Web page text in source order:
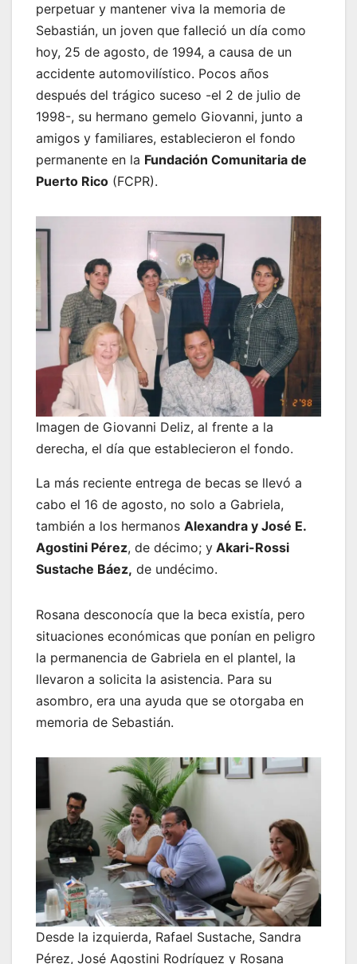
perpetuar y mantener viva la memoria de
Sebastián, un joven que falleció un día como
hoy, 25 de agosto, de 1994, a causa de un
accidente automovilístico. Pocos años
después del trágico suceso -el 2 de julio de
1998-, su hermano gemelo Giovanni, junto a
amigos y familiares, establecieron el fondo
permanente en la Fundación Comunitaria de
Puerto Rico (FCPR).
Imagen de Giovanni Deliz, al frente a la
derecha, el día que establecieron el fondo.
La más reciente entrega de becas se llevó a
cabo el 16 de agosto, no solo a Gabriela,
también a los hermanos Alexandra y José E.
Agostini Pérez, de décimo; y Akari-Rossi
Sustache Báez, de undécimo.
Rosana desconocía que la beca existía, pero
situaciones económicas que ponían en peligro
la permanencia de Gabriela en el plantel, la
llevaron a solicita la asistencia. Para su
asombro, era una ayuda que se otorgaba en
memoria de Sebastián.
Desde la izquierda, Rafael Sustache, Sandra
Pérez, José Agostini Rodríguez y Rosana